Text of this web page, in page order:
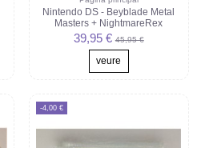
Nintendo DS - Beyblade Metal
Masters + NightmareRex
39,95 €45,95 €
veure
-4,00 €